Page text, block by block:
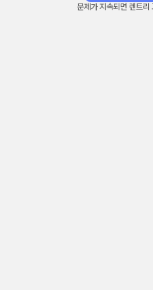
문제가 지속되면 렌트리